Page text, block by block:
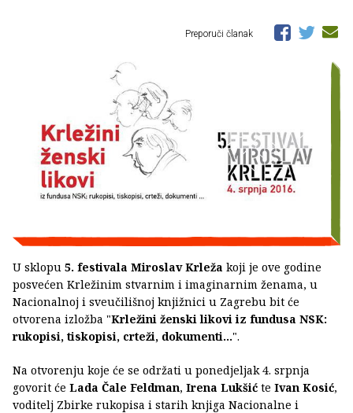
Preporuči članak
U sklopu 5. festivala Miroslav Krleža koji je ove godine
posvećen Krležinim stvarnim i imaginarnim ženama, u
Nacionalnoj i sveučilišnoj knjižnici u Zagrebu bit će
otvorena izložba "Krležini ženski likovi iz fundusa NSK:
rukopisi, tiskopisi, crteži, dokumenti…".
Na otvorenju koje će se održati u ponedjeljak 4. srpnja
govorit će Lada Čale Feldman, Irena Lukšić te Ivan Kosić,
voditelj Zbirke rukopisa i starih knjiga Nacionalne i